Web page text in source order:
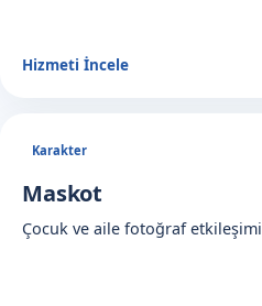
Hizmeti İncele
Karakter
Maskot
Çocuk ve aile fotoğraf etkileşimi